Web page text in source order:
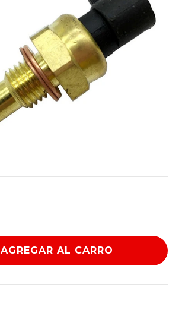
AGREGAR AL CARRO